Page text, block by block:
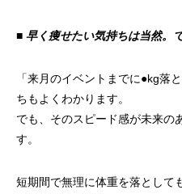
■ 早く痩せたい気持ちは当然。
「来月のイベントまでに●kg落
ちもよくわかります。
でも、そのスピード感が未来の
す。
短期間で無理に体重を落として